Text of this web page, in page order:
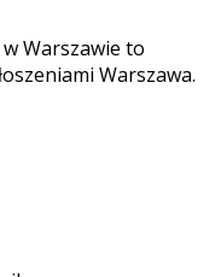
w Warszawie to
Warszawa.